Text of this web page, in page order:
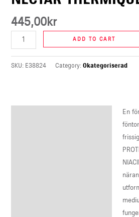
445,00kr
ADD TO CART
SKU: E38824 Category: Okategoriserad
En